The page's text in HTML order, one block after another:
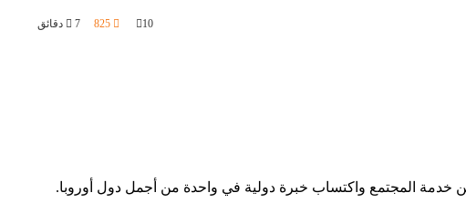
10
825 7 دقائق
خدمة المجتمع واكتساب خبرة دولية في واحدة من أجمل دول أوروبا.